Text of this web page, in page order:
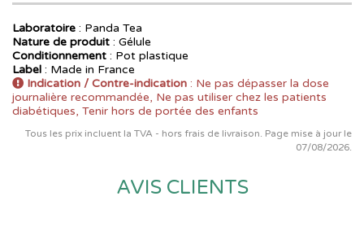
Laboratoire : Panda Tea
Nature de produit : Gélule
Conditionnement : Pot plastique
Label : Made in France
Indication / Contre-indication : Ne pas dépasser la dose
journalière recommandée, Ne pas utiliser chez les patients
diabétiques, Tenir hors de portée des enfants
Tous les prix incluent la TVA - hors frais de livraison. Page mise à jour le
07/08/2026.
AVIS CLIENTS